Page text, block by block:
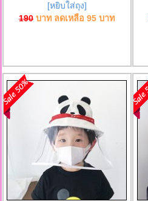
[หยิบใส่ถุง]
190บาท ลดเหลือ95 บาท